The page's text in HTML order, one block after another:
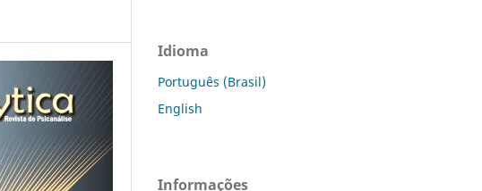
Idioma
Português (Brasil)
English
Informações